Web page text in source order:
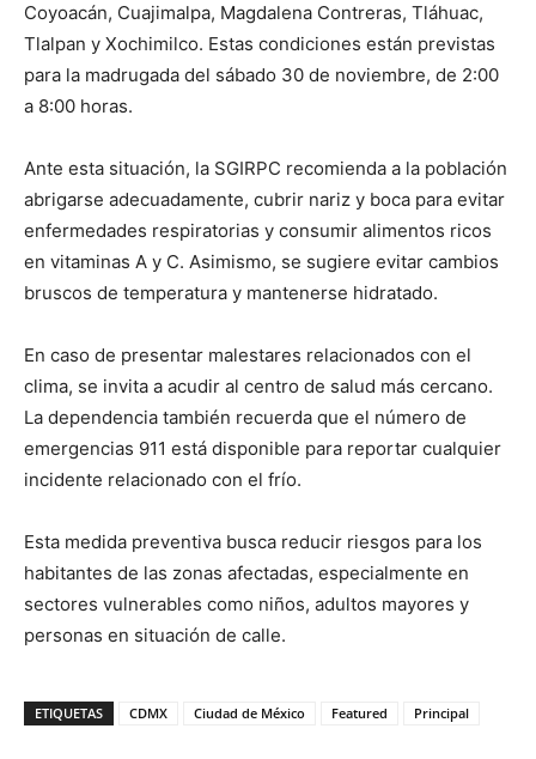
Coyoacán, Cuajimalpa, Magdalena Contreras, Tláhuac,
Tlalpan y Xochimilco. Estas condiciones están previstas
para la madrugada del sábado 30 de noviembre, de 2:00
a 8:00 horas.
Ante esta situación, la SGIRPC recomienda a la población
abrigarse adecuadamente, cubrir nariz y boca para evitar
enfermedades respiratorias y consumir alimentos ricos
en vitaminas A y C. Asimismo, se sugiere evitar cambios
bruscos de temperatura y mantenerse hidratado.
En caso de presentar malestares relacionados con el
clima, se invita a acudir al centro de salud más cercano.
La dependencia también recuerda que el número de
emergencias 911 está disponible para reportar cualquier
incidente relacionado con el frío.
Esta medida preventiva busca reducir riesgos para los
habitantes de las zonas afectadas, especialmente en
sectores vulnerables como niños, adultos mayores y
personas en situación de calle.
ETIQUETAS CDMX Ciudad de México Featured Principal